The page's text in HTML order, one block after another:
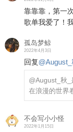
靠靠靠，第一
歌单我爱了！
孤岛梦鲸
2022年4月3日
回复@August_
@August_秋_
在浪漫的世界
不会写小小怪
2022年1月15日